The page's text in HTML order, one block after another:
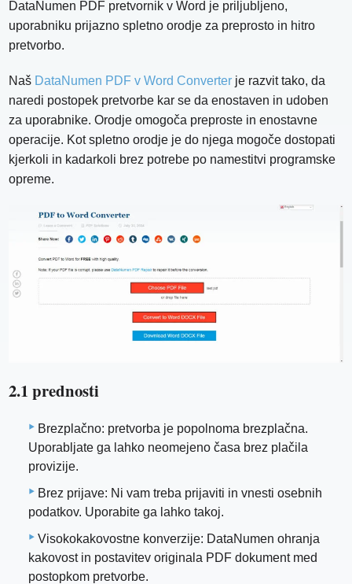
DataNumen PDF pretvornik v Word je priljubljeno,
uporabniku prijazno spletno orodje za preprosto in hitro
pretvorbo.
Naš DataNumen PDF v Word Converter je razvit tako, da
naredi postopek pretvorbe kar se da enostaven in udoben
za uporabnike. Orodje omogoča preproste in enostavne
operacije. Kot spletno orodje je do njega mogoče dostopati
kjerkoli in kadarkoli brez potrebe po namestitvi programske
opreme.
2.1 prednosti
Brezplačno: pretvorba je popolnoma brezplačna.
Uporabljate ga lahko neomejeno časa brez plačila
provizije.
Brez prijave: Ni vam treba prijaviti in vnesti osebnih
podatkov. Uporabite ga lahko takoj.
Visokokakovostne konverzije: DataNumen ohranja
kakovost in postavitev originala PDF dokument med
postopkom pretvorbe.